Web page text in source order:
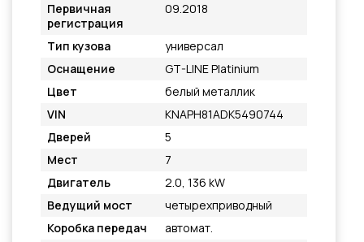
Первичная
регистрация
09.2018
Тип кузова
универсал
Оснащение
GT-LINE Platinium
Цвет
белый металлик
VIN
KNAPH81ADK5490744
Дверей
5
Мест
7
Двигатель
2.0, 136 kW
Ведущий мост
четырехприводный
Коробка передач
автомат.